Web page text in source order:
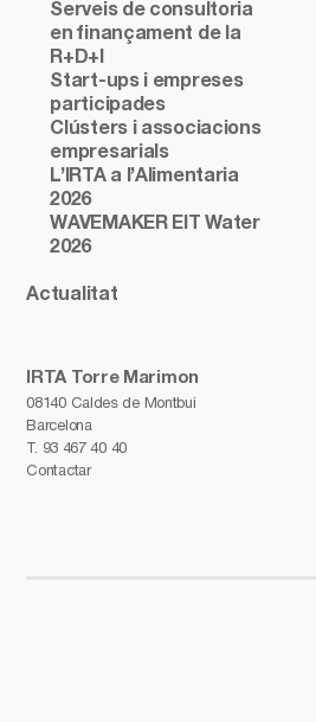
IRTA Torre Marimon
08140 Caldes de Montbui
Barcelona
T. 93 467 40 40
Contactar
Serveis de consultoria
en finançament de la
R+D+I
Start-ups i empreses
participades
Clústers i associacions
empresarials
L’IRTA a l’Alimentaria
2026
WAVEMAKER EIT Water
2026
Actualitat